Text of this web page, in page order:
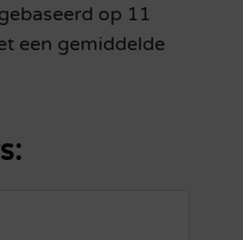
op 11
een gemiddelde